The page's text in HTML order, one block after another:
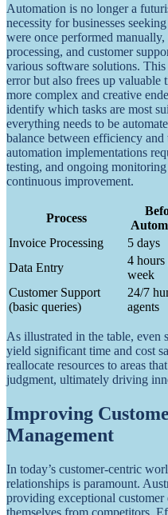
Automation is no longer a
necessity for businesses
were once performed
processing, and customer
various software solutions.
error but also frees up valuable
more complex and creative
identify which tasks are most
everything needs to be
balance between efficiency
automation implementations
testing, and ongoing
continuous improvement.
Process
Invoice Processing
5 days
Data Entry
4 hours
week
Customer Support
(basic queries)
24/7
agents
As illustrated in the table, even
yield significant time and cost
reallocate resources to areas
judgment, ultimately driving
Improving
Management
In today’s customer-centric
relationships is paramount.
providing exceptional customer
themselves from competitors.